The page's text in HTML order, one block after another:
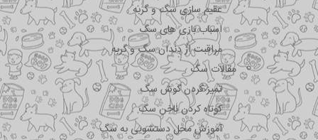
عقیم سازی سگ و گربه
اسباب بازی های سگ
مراقبت از دندان سگ و گربه
مقالات سگ
تمیز کردن گوش سگ
کوتاه کردن ناخن سگ
آموزش محل دستشویی به سگ